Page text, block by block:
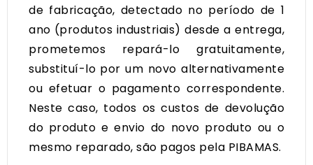
de fabricação, detectado no período de 1
ano (produtos industriais) desde a entrega,
prometemos repará-lo gratuitamente,
substituí-lo por um novo alternativamente
ou efetuar o pagamento correspondente.
Neste caso, todos os custos de devolução
do produto e envio do novo produto ou o
mesmo reparado, são pagos pela PIBAMAS.